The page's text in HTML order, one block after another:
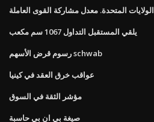
الولايات المتحدة. معدل مشاركة القوى العاملة
يلقي المستقبل التداول 1067 سم مكعب
رسوم قرض الأسهم schwab
عواقب خرق العقد في كينيا
مؤشر الثقة في السوق
صيغة بي ان بي حاسبة